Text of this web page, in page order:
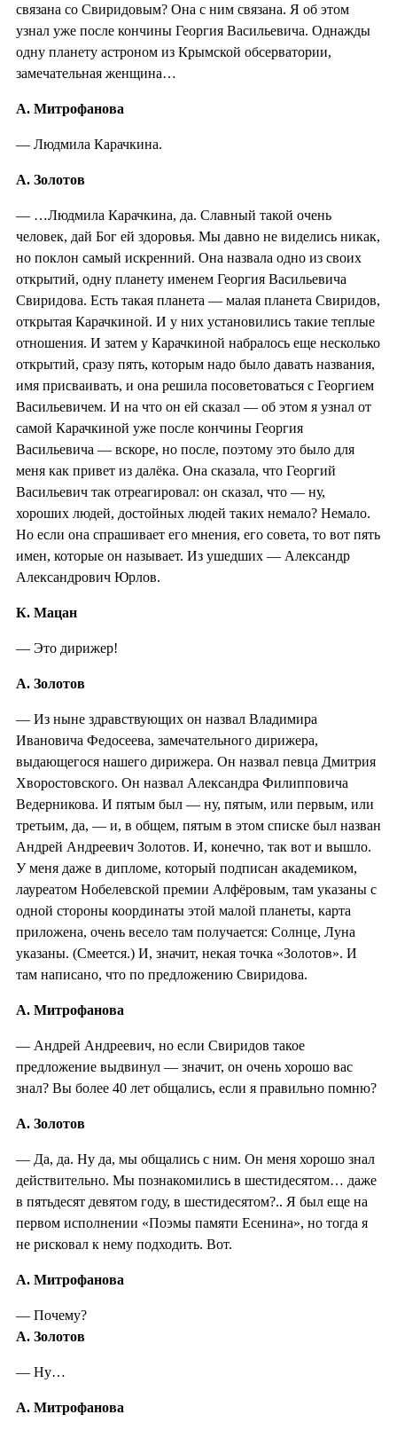
связана со Свиридовым? Она с ним связана. Я об этом
узнал уже после кончины Георгия Васильевича. Однажды
одну планету астроном из Крымской обсерватории,
замечательная женщина…
А. Митрофанова
— Людмила Карачкина.
А. Золотов
— …Людмила Карачкина, да. Славный такой очень
человек, дай Бог ей здоровья. Мы давно не виделись никак,
но поклон самый искренний. Она назвала одно из своих
открытий, одну планету именем Георгия Васильевича
Свиридова. Есть такая планета — малая планета Свиридов,
открытая Карачкиной. И у них установились такие теплые
отношения. И затем у Карачкиной набралось еще несколько
открытий, сразу пять, которым надо было давать названия,
имя присваивать, и она решила посоветоваться с Георгием
Васильевичем. И на что он ей сказал — об этом я узнал от
самой Карачкиной уже после кончины Георгия
Васильевича — вскоре, но после, поэтому это было для
меня как привет из далёка. Она сказала, что Георгий
Васильевич так отреагировал: он сказал, что — ну,
хороших людей, достойных людей таких немало? Немало.
Но если она спрашивает его мнения, его совета, то вот пять
имен, которые он называет. Из ушедших — Александр
Александрович Юрлов.
К. Мацан
— Это дирижер!
А. Золотов
— Из ныне здравствующих он назвал Владимира
Ивановича Федосеева, замечательного дирижера,
выдающегося нашего дирижера. Он назвал певца Дмитрия
Хворостовского. Он назвал Александра Филипповича
Ведерникова. И пятым был — ну, пятым, или первым, или
третьим, да, — и, в общем, пятым в этом списке был назван
Андрей Андреевич Золотов. И, конечно, так вот и вышло.
У меня даже в дипломе, который подписан академиком,
лауреатом Нобелевской премии Алфёровым, там указаны с
одной стороны координаты этой малой планеты, карта
приложена, очень весело там получается: Солнце, Луна
указаны. (Смеется.) И, значит, некая точка «Золотов». И
там написано, что по предложению Свиридова.
А. Митрофанова
— Андрей Андреевич, но если Свиридов такое
предложение выдвинул — значит, он очень хорошо вас
знал? Вы более 40 лет общались, если я правильно помню?
А. Золотов
— Да, да. Ну да, мы общались с ним. Он меня хорошо знал
действительно. Мы познакомились в шестидесятом… даже
в пятьдесят девятом году, в шестидесятом?.. Я был еще на
первом исполнении «Поэмы памяти Есенина», но тогда я
не рисковал к нему подходить. Вот.
А. Митрофанова
— Почему?
А. Золотов
— Ну…
А. Митрофанова